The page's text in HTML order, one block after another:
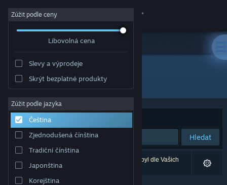
Přihlásit se
Komunita
Informace
Podpora
Změnit jazyk
Mobilní aplikace služby Steam
Zúžit podle ceny
Libovolná cena
Slevy a výprodeje
Skrýt bezplatné produkty
Zúžit podle jazyka
Čeština
Zjednodušená čínština
Tradiční čínština
Japonština
Korejština
Vývojář: Aliya Abdullayeva
Seřadit podle
Hledat
Vašemu zadání odpovídá 0 výsledků. 1 produkt byl dle Vašich
předvoleb vyloučen z výsledků vyhledávání.